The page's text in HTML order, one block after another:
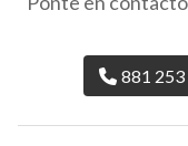
881 253